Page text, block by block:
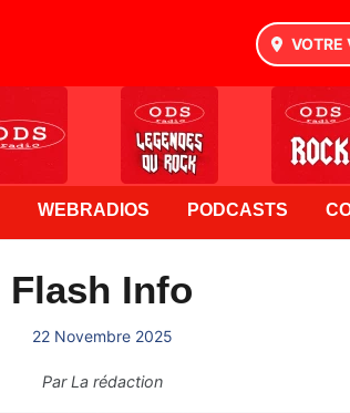
VOTRE
WEBRADIOS PODCASTS
Flash Info
22 Novembre 2025
ParLa rédaction